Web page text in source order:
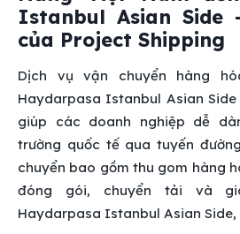
Istanbul Asian Side
của Project Shipping
Dịch vụ vận chuyển hàng
Haydarpasa Istanbul Asian
giúp các doanh nghiệp dễ
trường quốc tế qua tuyến
chuyển bao gồm thu gom hàng
đóng gói, chuyển tải và
Haydarpasa Istanbul Asian Side,